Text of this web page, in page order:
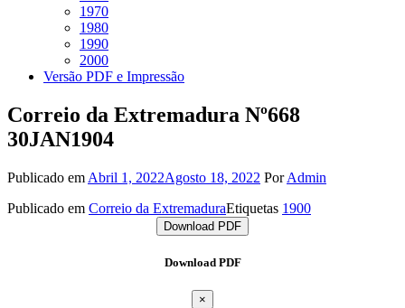
1970
1980
1990
2000
Versão PDF e Impressão
Correio da Extremadura Nº668
30JAN1904
Publicado em Abril 1, 2022Agosto 18, 2022 PorAdmin
Publicado em Correio da ExtremaduraEtiquetas 1900
Download PDF
Download PDF
×